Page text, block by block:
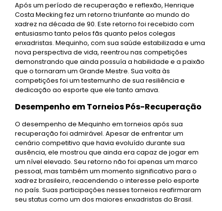
Após um período de recuperação e reflexão, Henrique
Costa Mecking fez um retorno triunfante ao mundo do
xadrez na década de 90. Este retorno foi recebido com
entusiasmo tanto pelos fãs quanto pelos colegas
enxadristas. Mequinho, com sua saúde estabilizada e uma
nova perspectiva de vida, reentrou nas competições
demonstrando que ainda possuía a habilidade e a paixão
que o tornaram um Grande Mestre. Sua volta às
competições foi um testemunho de sua resiliência e
dedicação ao esporte que ele tanto amava.
Desempenho em Torneios Pós-Recuperação
O desempenho de Mequinho em torneios após sua
recuperação foi admirável. Apesar de enfrentar um
cenário competitivo que havia evoluído durante sua
ausência, ele mostrou que ainda era capaz de jogar em
um nível elevado. Seu retorno não foi apenas um marco
pessoal, mas também um momento significativo para o
xadrez brasileiro, reacendendo o interesse pelo esporte
no país. Suas participações nesses torneios reafirmaram
seu status como um dos maiores enxadristas do Brasil.